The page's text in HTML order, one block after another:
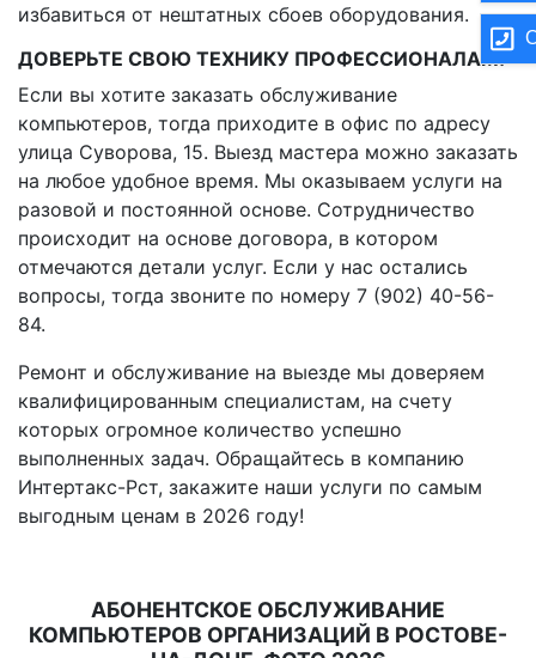
избавиться от нештатных сбоев оборудования.
ДОВЕРЬТЕ СВОЮ ТЕХНИКУ ПРОФЕССИОНАЛАМ!
Если вы хотите заказать обслуживание
компьютеров, тогда приходите в офис по адресу
улица Суворова, 15. Выезд мастера можно заказать
на любое удобное время. Мы оказываем услуги на
разовой и постоянной основе. Сотрудничество
происходит на основе договора, в котором
отмечаются детали услуг. Если у нас остались
вопросы, тогда звоните по номеру 7 (902) 40-56-
84.
Ремонт и обслуживание на выезде мы доверяем
квалифицированным специалистам, на счету
которых огромное количество успешно
выполненных задач. Обращайтесь в компанию
Интертакс-Рст, закажите наши услуги по самым
выгодным ценам в 2026 году!
АБОНЕНТСКОЕ ОБСЛУЖИВАНИЕ
КОМПЬЮТЕРОВ ОРГАНИЗАЦИЙ В РОСТОВЕ-